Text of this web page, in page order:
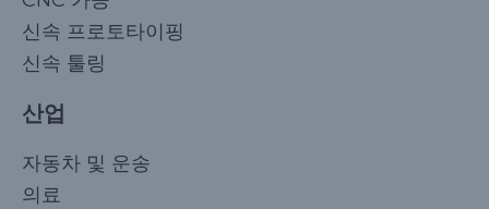
신속 프로토타이핑
신속 툴링
산업
자동차 및 운송
의료